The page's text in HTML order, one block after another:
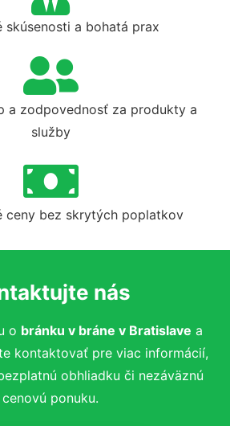
skúsenosti a bohatá prax
a zodpovednosť za produkty a
služby
ceny bez skrytých poplatkov
nás
o bránku v bráne v Bratislave a
kontaktovať pre viac informácií,
obhliadku či nezáväznú
cenovú ponuku.